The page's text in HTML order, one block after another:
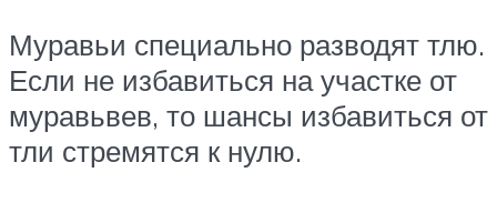
Муравьи специально разводят тлю.
Если не избавиться на участке от
муравьвев, то шансы избавиться от
тли стремятся к нулю.